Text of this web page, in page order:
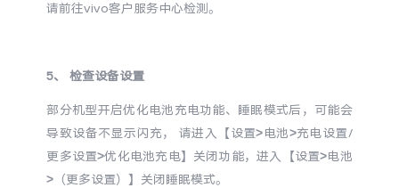
全部iQOO机型 对比iQOO机型
vivo WATCH GT 2 vivo Vision
全部智能硬件
请前往vivo客户服务中心检测。
5、 检查设备设置
部分机型开启优化电池充电功能、睡眠模式后，可能会
导致设备不显示闪充， 请进入【设置>电池>充电设置/
更多设置>优化电池充电】关闭功能，进入【设置>电池
>（更多设置）】关闭睡眠模式。